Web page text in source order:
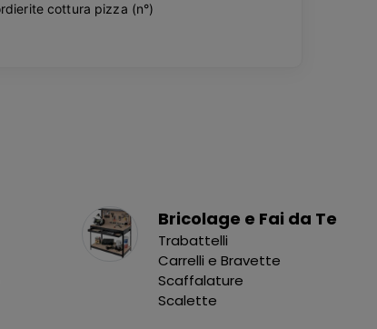
Bricolage e Fai da Te
Trabattelli
Carrelli e Bravette
Scaffalature
Scalette